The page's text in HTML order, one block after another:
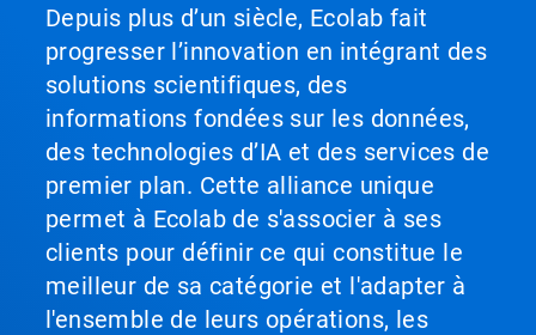
Depuis plus d’un siècle, Ecolab fait
progresser l’innovation en intégrant des
solutions scientifiques, des
informations fondées sur les données,
des technologies d’IA et des services de
premier plan. Cette alliance unique
permet à Ecolab de s'associer à ses
clients pour définir ce qui constitue le
meilleur de sa catégorie et l'adapter à
l'ensemble de leurs opérations, les